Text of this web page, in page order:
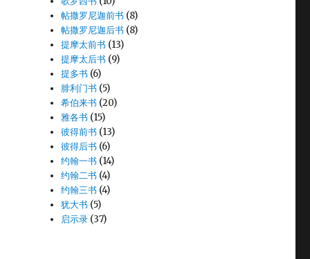
帖撒罗尼迦前书 (8)
帖撒罗尼迦后书 (8)
提摩太前书 (13)
提摩太后书 (9)
提多书 (6)
腓利门书 (5)
希伯来书 (20)
雅各书 (15)
彼得前书 (13)
彼得后书 (6)
约翰一书 (14)
约翰二书 (4)
约翰三书 (4)
犹大书 (5)
启示录 (37)